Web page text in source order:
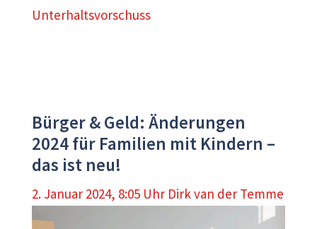
Unterhaltsvorschuss
Bürger & Geld: Änderungen
2024 für Familien mit Kindern –
das ist neu!
2. Januar 2024, 8:05 Uhr Dirk van der Temme